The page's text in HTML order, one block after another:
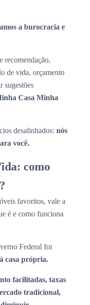
a burocracia e
recomendação,
de vida, orçamento
sugestões
Casa Minha
desalinhados: nós
você.
como
favoritos, vale a
é e como funciona
Federal foi
casa própria.
facilitadas, taxas
tradicional,